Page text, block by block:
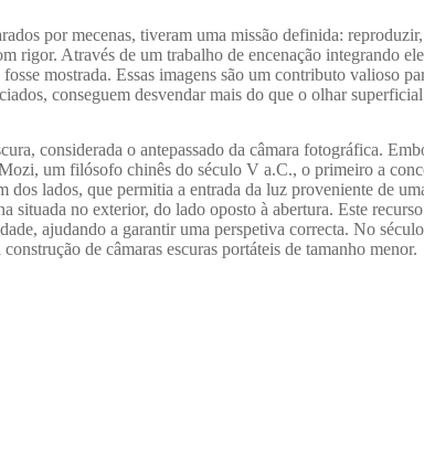
por mecenas, tiveram uma missão definida:
rigor. Através de um trabalho de encenação integrando
mostrada. Essas imagens são um contributo valioso
conseguem desvendar mais do que o olhar
considerada o antepassado da câmara fotográfica.
um filósofo chinês do século V a.C., o primeiro a
dos lados, que permitia a entrada da luz proveniente de
situada no exterior, do lado oposto à abertura. Este recurso
ajudando a garantir uma perspetiva correcta. No
de câmaras escuras portáteis de tamanho menor.